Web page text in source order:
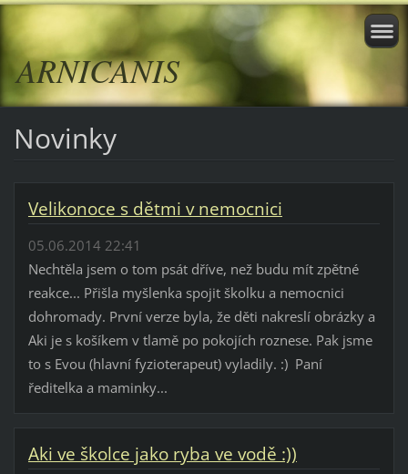
ARNICANIS
Novinky
Velikonoce s dětmi v nemocnici
05.06.2014 22:41
Nechtěla jsem o tom psát dříve, než budu mít zpětné
reakce... Přišla myšlenka spojit školku a nemocnici
dohromady. První verze byla, že děti nakreslí obrázky a
Aki je s košíkem v tlamě po pokojích roznese. Pak jsme
to s Evou (hlavní fyzioterapeut) vyladily. :) Paní
ředitelka a maminky...
Aki ve školce jako ryba ve vodě :))